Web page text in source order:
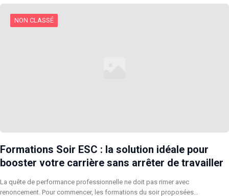
NON CLASSÉ
Formations Soir ESC : la solution idéale pour
booster votre carrière sans arrêter de travailler
La quête de performance professionnelle ne doit pas rimer avec
renoncement. Pour commencer, les formations du soir proposées…